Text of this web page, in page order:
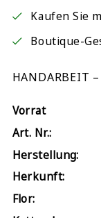
Kaufen Sie
Boutique-
HANDARBEIT
Vorrat
Art. Nr.:
Herstellung:
Herkunft:
Flor: